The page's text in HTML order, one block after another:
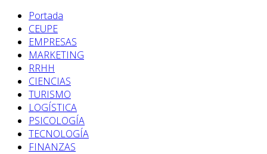
Portada
CEUPE
EMPRESAS
MARKETING
RRHH
CIENCIAS
TURISMO
LOGÍSTICA
PSICOLOGÍA
TECNOLOGÍA
FINANZAS